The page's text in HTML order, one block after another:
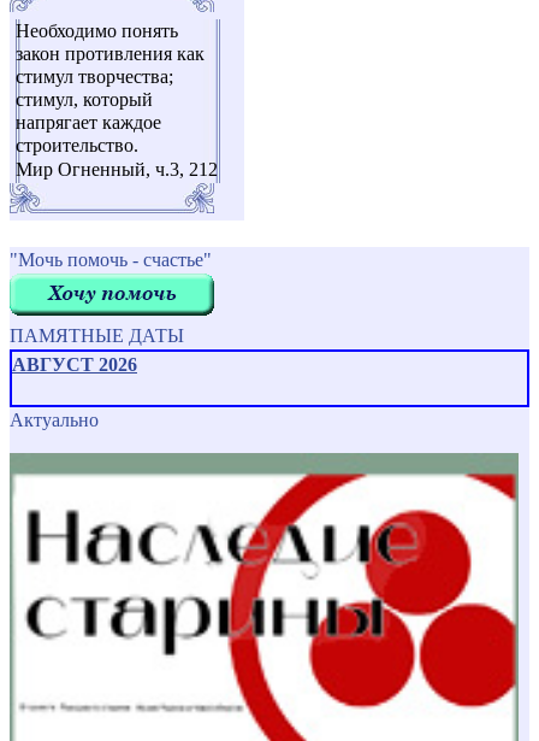
Необходимо понять
закон противления как
стимул творчества;
стимул, который
напрягает каждое
строительство.
Мир Огненный, ч.3, 212
"Мочь помочь - счастье"
ПАМЯТНЫЕ ДАТЫ
АВГУСТ 2026
Актуально